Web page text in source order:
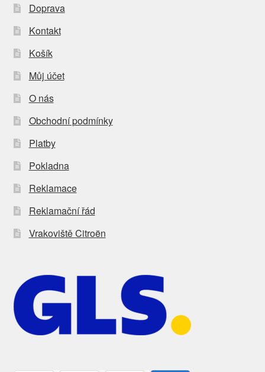
Doprava
Kontakt
Košík
Můj účet
O nás
Obchodní podmínky
Platby
Pokladna
Reklamace
Reklamační řád
Vrakoviště Citroën